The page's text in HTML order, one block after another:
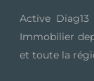
Active
Immobilier
et toute la